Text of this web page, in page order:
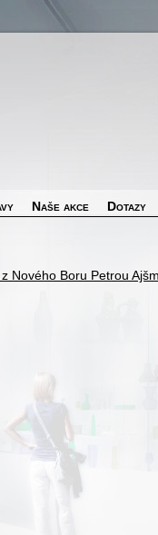
Naše akce Dotazy
Nového Boru Petrou